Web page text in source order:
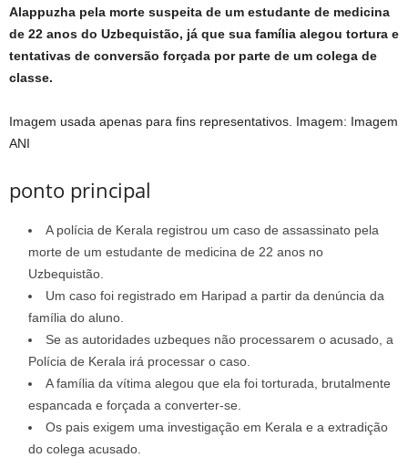
Alappuzha pela morte suspeita de um estudante de medicina
de 22 anos do Uzbequistão, já que sua família alegou tortura e
tentativas de conversão forçada por parte de um colega de
classe.
Imagem usada apenas para fins representativos. Imagem: Imagem
ANI
ponto principal
A polícia de Kerala registrou um caso de assassinato pela
morte de um estudante de medicina de 22 anos no
Uzbequistão.
Um caso foi registrado em Haripad a partir da denúncia da
família do aluno.
Se as autoridades uzbeques não processarem o acusado, a
Polícia de Kerala irá processar o caso.
A família da vítima alegou que ela foi torturada, brutalmente
espancada e forçada a converter-se.
Os pais exigem uma investigação em Kerala e a extradição
do colega acusado.